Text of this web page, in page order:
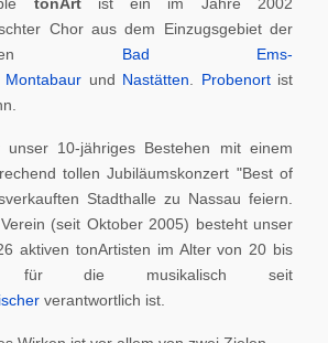
Chor aus dem Einzugsgebiet der
Bad Ems-
Montabaur und Nastätten Probenortist
10-jähriges Bestehen mit einem
tollen Jubiläumskonzert "Best of
Stadthalle zu Nassau feiern.
(seit Oktober 2005) besteht unser
aktiven tonArtisten im Alter von 20 bis
für die musikalisch seit
verantwortlich ist.